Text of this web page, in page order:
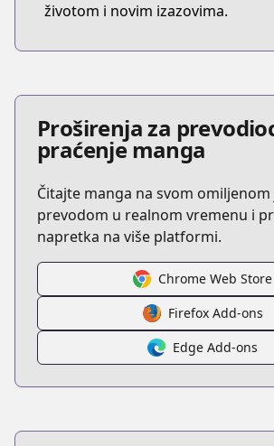
životom i novim izazovima.
Proširenja za
praćenje manga
Čitajte manga na svom omiljenom
prevodom u realnom vremenu i
napretka na više platformi.
Chrome Web Store
Firefox Add-ons
Edge Add-ons